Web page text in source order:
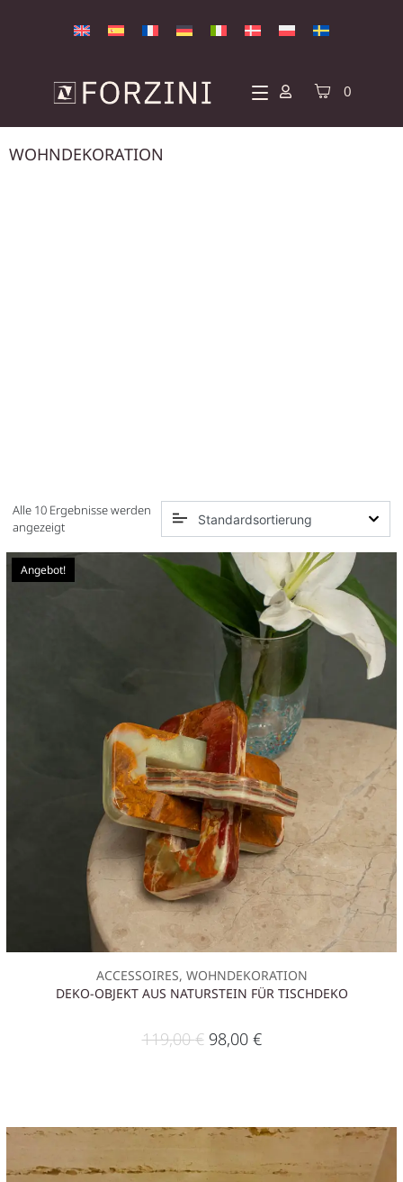
0
WOHNDEKORATION
Alle 10 Ergebnisse werden
angezeigt
Angebot!
ACCESSOIRES, WOHNDEKORATION
DEKO-OBJEKT AUS NATURSTEIN FÜR TISCHDEKO
119,00€ 98,00 €